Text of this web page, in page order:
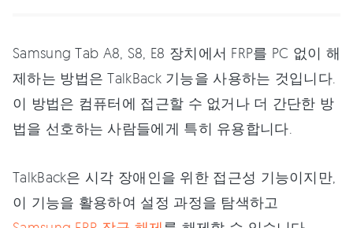
Samsung Tab A8, S8, E8 장치에서 FRP를 PC 없이 해
제하는 방법은 TalkBack 기능을 사용하는 것입니다.
이 방법은 컴퓨터에 접근할 수 없거나 더 간단한 방
법을 선호하는 사람들에게 특히 유용합니다.
TalkBack은 시각 장애인을 위한 접근성 기능이지만,
이 기능을 활용하여 설정 과정을 탐색하고